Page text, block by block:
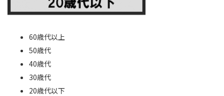
60歳代以上
50歳代
40歳代
30歳代
20歳代以下